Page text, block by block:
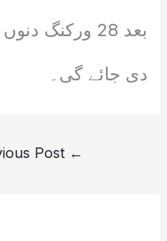
بعد 28 ورکنگ
دی جائے گی۔
←